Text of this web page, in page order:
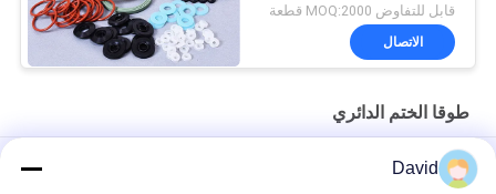
قابل للتفاوض MOQ:2000 قطعة
الاتصال
طوقا الختم الدائري
رمح اسطوانة ارتداء مقاومة طوقا ختم الغبار طوقا
David